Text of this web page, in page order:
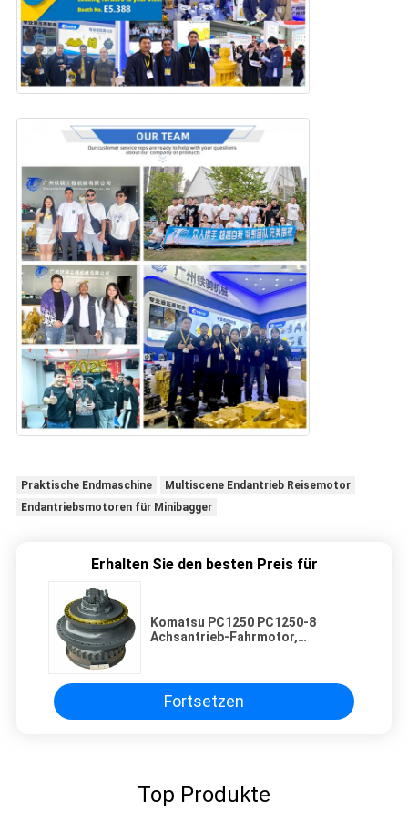
Praktische Endmaschine
Multiscene Endantrieb Reisemotor
Endantriebsmotoren für Minibagger
Erhalten Sie den besten Preis für
Komatsu PC1250 PC1250-8
Achsantrieb-Fahrmotor,
21N6034100, robuste Baugruppe
mit hohem Drehmoment
Fortsetzen
Top Produkte